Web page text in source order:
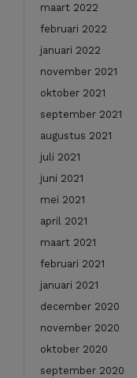
maart 2022
februari 2022
januari 2022
november 2021
oktober 2021
september 2021
augustus 2021
juli 2021
juni 2021
mei 2021
april 2021
maart 2021
februari 2021
januari 2021
december 2020
november 2020
oktober 2020
september 2020